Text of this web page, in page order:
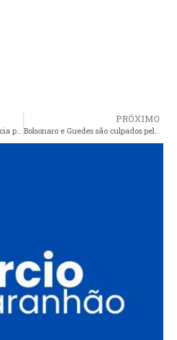
Roberto Rocha dispensa audiência pública para acelerar expulsão de comunidades tradicionais dos Lençóis Maranhenses
PRÓXIMO
Bolsonaro e Guedes são culpados pela fome que eles negam existir